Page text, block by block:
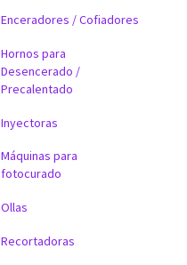
Enceradores / Cofiadores
Hornos para
Desencerado /
Precalentado
Inyectoras
Máquinas para
fotocurado
Ollas
Recortadoras